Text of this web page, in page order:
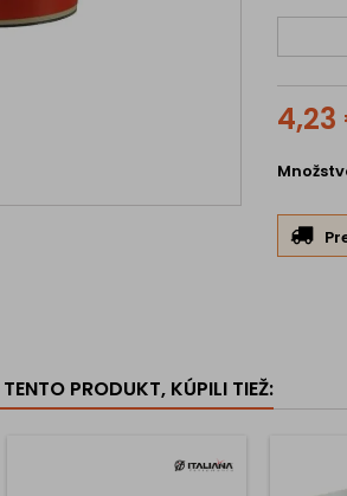
4,23
PRODUKT, KÚPILI TIEŽ: